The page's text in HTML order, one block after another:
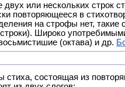
строк стихотворения, имеющих интонационное
называть астрофическими. Самая популярная строфа в
Широко
(октава) и др.
стиха, состоящая из